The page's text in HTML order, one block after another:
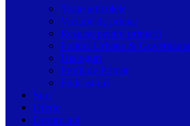
Toate articolele
Viziune de primar
Resurse pentru primarii
Politici Urbane & Guvernanta
Dialoguri
Profil de Primar
Podcast-uri
Stiri
Oferte
Despre noi